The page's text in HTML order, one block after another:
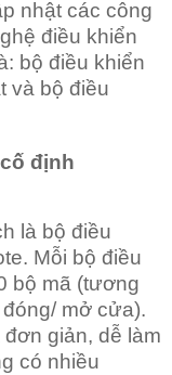
nhật các công
điều khiển
bộ điều khiển
và bộ điều
định
là bộ điều
Mỗi bộ điều
bộ mã (tương
mở cửa).
giản, dễ làm
có nhiều